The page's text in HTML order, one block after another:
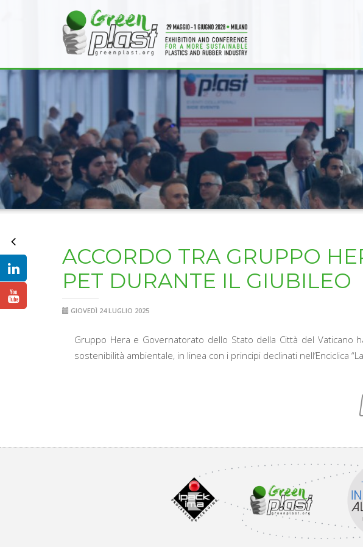
ACCORDO TRA GRUPPO
PET DURANTE IL GIUBILEO
GIOVEDÌ 24 LUGLIO 2025
Gruppo Hera e Governatorato dello Stato della Città del Vaticano
sostenibilità ambientale, in linea con i principi declinati nell’Enciclica